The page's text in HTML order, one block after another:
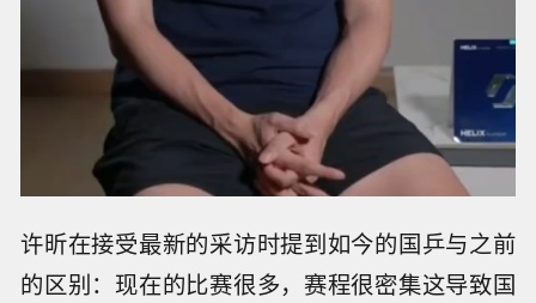
许昕在接受最新的采访时提到如今的国乒与之前
的区别：现在的比赛很多，赛程很密集这导致国